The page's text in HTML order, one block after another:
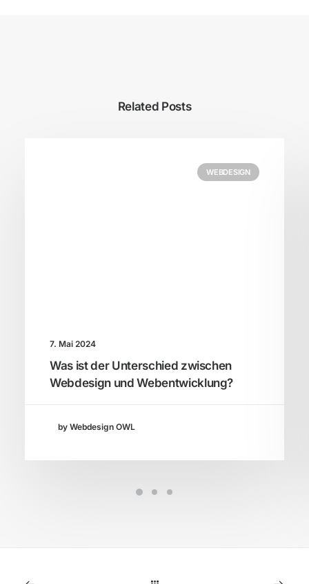
Related Posts
WEBDESIGN
7. Mai 2024
Was ist der Unterschied zwischen
Webdesign und Webentwicklung?
by Webdesign OWL